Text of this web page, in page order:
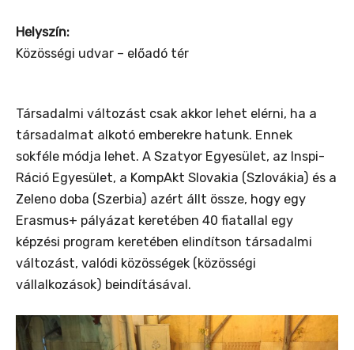
Helyszín:
Közösségi udvar – előadó tér
Társadalmi változást csak akkor lehet elérni, ha a
társadalmat alkotó emberekre hatunk. Ennek
sokféle módja lehet. A Szatyor Egyesület, az Inspi-
Ráció Egyesület, a KompAkt Slovakia (Szlovákia) és a
Zeleno doba (Szerbia) azért állt össze, hogy egy
Erasmus+ pályázat keretében 40 fiatallal egy
képzési program keretében elindítson társadalmi
változást, valódi közösségek (közösségi
vállalkozások) beindításával.